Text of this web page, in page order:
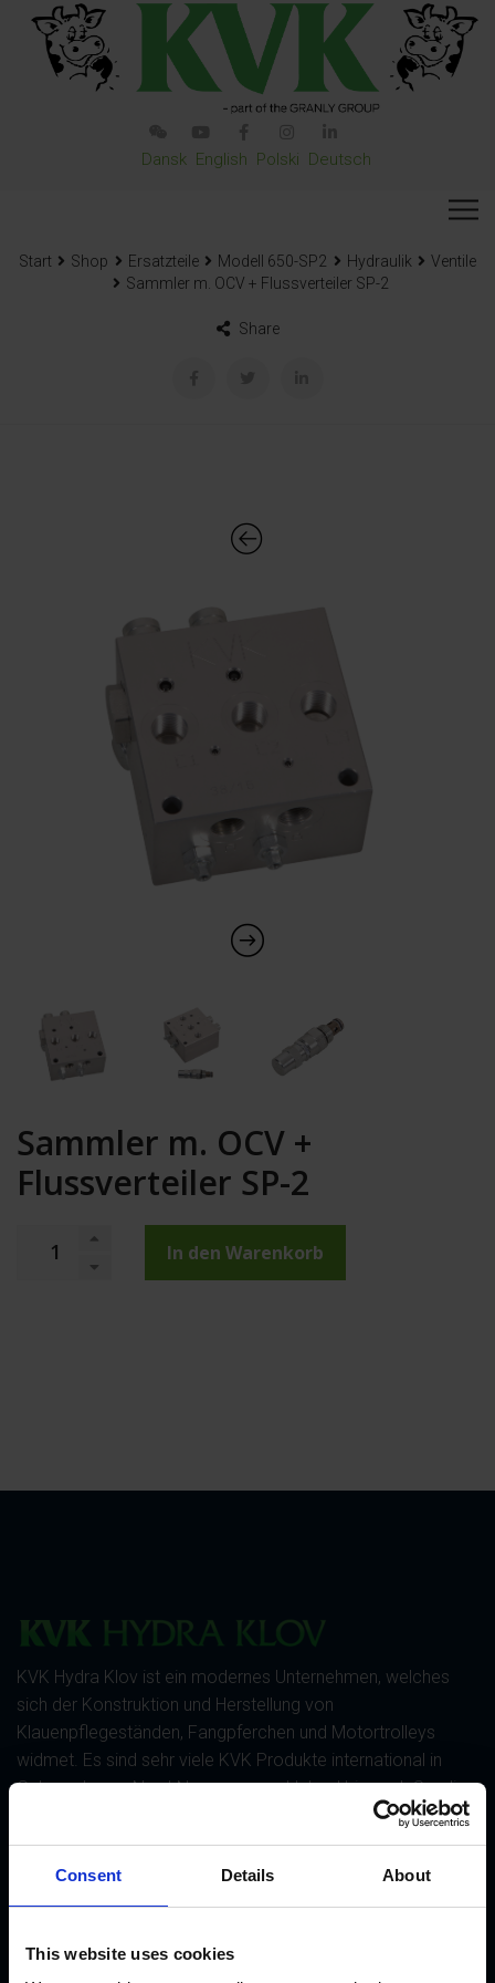
Consent Details About
This website uses cookies
Dansk English Polski Deutsch
Start Shop Ersatzteile Modell 650-SP2 Hydraulik
Ventile
Sammler m. OCV + Flussverteiler SP-2
Share
Sammler m. OCV +
Flussverteiler SP-2
In den Warenkorb
KVK Hydra Klov ist ein modernes Unternehmen, welches
sich der Konstruktion und Herstellung von
Klauenpflegeständen, Fangpferchen und Motortrolleys
widmet. Es sind sehr viele KVK Produkte international in
Gebrauch, von Nord-Norwegen und Island bis nach Saudi
AKTUELLES